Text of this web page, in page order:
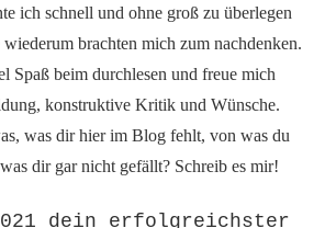
ich schnell und ohne groß zu überlegen
brachten mich zum nachdenken.
Spaß beim durchlesen und freue mich
konstruktive Kritik und Wünsche.
was dir hier im Blog fehlt, von was du
dir gar nicht gefällt? Schreib es mir!
dein erfolgreichster